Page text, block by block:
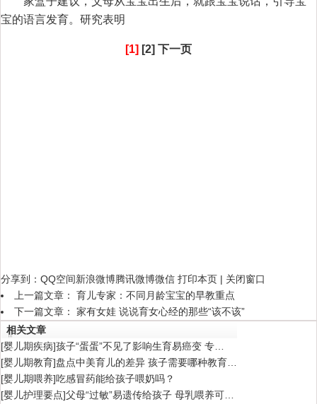
宝的语言发育。研究表明
[1] [2] 下一页
分享到： QQ空间新浪微博腾讯微博微信 打印本页 | 关闭窗口
上一篇文章： 育儿专家：不同月龄宝宝的早教重点
下一篇文章： 家有女娃 说说育女心经的那些“该不该”
相关文章
[婴儿期疾病]孩子“蛋蛋”不见了影响生育易癌变 专…
[婴儿期教育]盘点中美育儿的差异 孩子需要哪种教育…
[婴儿期喂养]吃感冒药能给孩子喂奶吗？
[婴儿护理要点]父母“过敏”易遗传给孩子 母乳喂养可…